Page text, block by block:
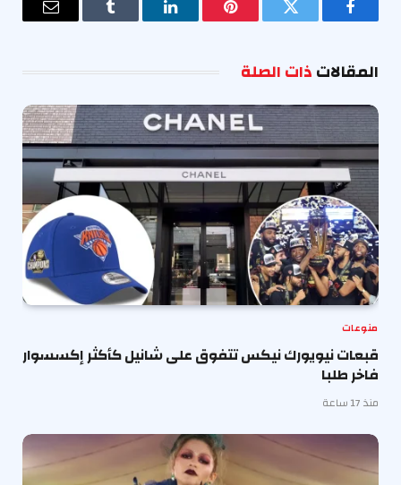
فيسبوك تويتر بينتيريستلينكدإن Tumblr
البريد
المقالاتذات الصلة
منوعات
قبعات نيويورك نيكس تتفوق على شانيل كأكثر إكسسوار
فاخر طلبا
منذ 17 ساعة